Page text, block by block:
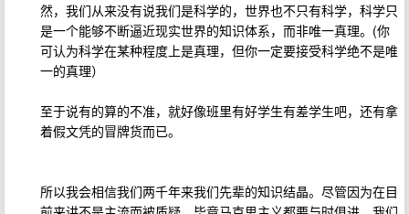
然，我们从来没有说我们是科学的，世界也不只有科学，科学只
是一个能够不断逼近现实世界的知识体系，而非唯一真理。(你
可认为科学在某种程度上是真理，但你一定要接受科学绝不是唯
一的真理）
至于说有的算的不准，就好像班里有好学生有差学生吧，还有拿
着假文凭的冒牌货而已。
所以我会相信我们两千年来我们先辈的知识结晶。尽管因为在目